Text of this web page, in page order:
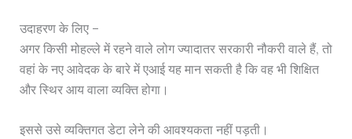
उदाहरण के लिए –
अगर किसी मोहल्ले में रहने वाले लोग ज्यादातर सरकारी नौकरी वाले हैं, तो
वहां के नए आवेदक के बारे में एआई यह मान सकती है कि वह भी शिक्षित
और स्थिर आय वाला व्यक्ति होगा।
इससे उसे व्यक्तिगत डेटा लेने की आवश्यकता नहीं पड़ती।